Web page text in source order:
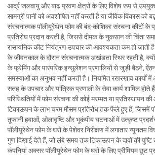
आर्द्र जलवायु और बाढ़ प्रवण क्षेत्रों के लिए विशेष रूप से
सामग्री पानी को अवशोषित नहीं करती है या जैविक विकास को
संरचनात्मक पॉलीयूरेथेन फोम की बंद-कोशिका संरचना कीटों के
प्रतिरोध प्रदान करती है, जिससे दीमक के नुकसान की चिंता
रासायनिक कीट नियंत्रण उपचार की आवश्यकता कम हो जाती
के जीवनकाल के दौरान संरचनात्मक अखंडता स्थिर रहती है,
के फ्रेमिंग और पारंपरिक इन्सुलेशन प्रणालियों से जुड़ी बैठने,
समस्याओं का अनुभव नहीं करती है। नियमित रखरखाव कार्यों में
सतह के उपचार और यांत्रिक प्रणाली के सेवा कार्य शामिल होते
परिस्थितियों में फोम संरचना की कोई मरम्मत या प्रतिस्थापन
टिकाऊपन के लाभ चरम मौसम प्रतिरोध तक फैले हुए हैं, जिसमें
तूफानी हवाओं, ओलावृष्टि और भूकंपीय घटनाओं में उत्कृष्ट
पॉलीयूरेथेन फोम के घरों के पेशेवर निरीक्षण में लगातार न्यूनतम
गुण दिखाई देते हैं, जो लंबे समय तक टिकाऊपन के दावों की पुष्टि
कंपनियां अक्सर पॉलीयूरेथेन फोम के घरों के लिए प्रीमियम छूट